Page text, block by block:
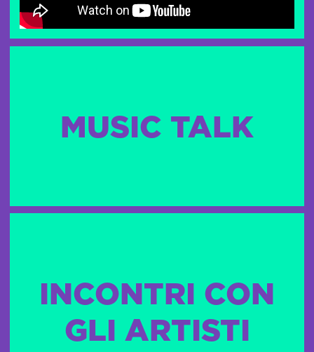
MUSIC TALK
INCONTRI CON
GLI ARTISTI